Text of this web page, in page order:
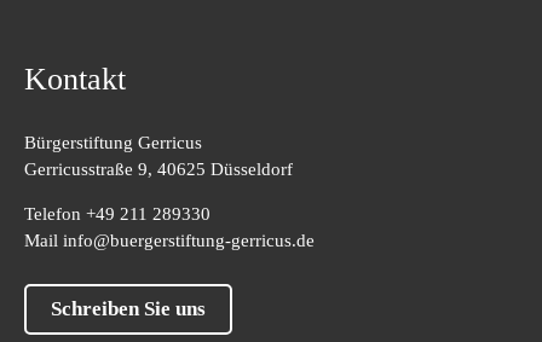
Kontakt
Bürgerstiftung Gerricus
Gerricusstraße 9, 40625 Düsseldorf
Telefon +49 211 289330
Mail info@buergerstiftung-gerricus.de
Schreiben Sie uns